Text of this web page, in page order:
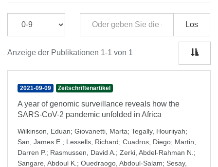
Los
Anzeige der Publikationen 1-1 von 1
2021-09-09 Zeitschriftenartikel
A year of genomic surveillance reveals how the
SARS-CoV-2 pandemic unfolded in Africa
Wilkinson, Eduan; Giovanetti, Marta; Tegally, Houriiyah;
San, James E. ; Lessells, Richard; Cuadros, Diego; Martin,
Darren P.; Rasmussen, David A. ; Zerki, Abdel-Rahman N. ;
Sangare, Abdoul K. ; Ouedraogo, Abdoul-Salam; Sesay,